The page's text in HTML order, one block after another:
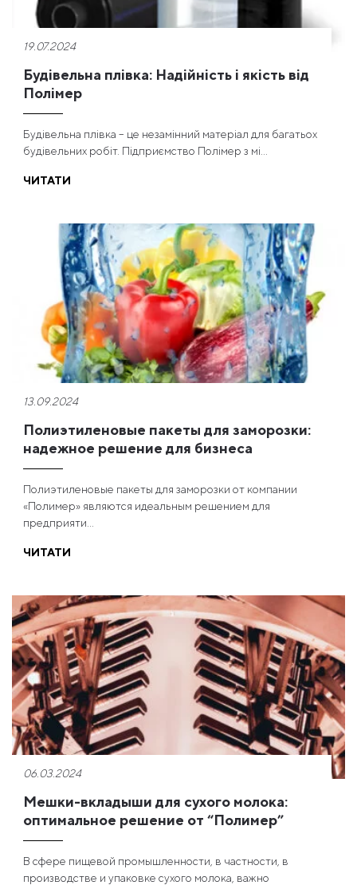
19.07.2024
Будівельна плівка: Надійність і якість від
Полімер
Будівельна плівка – це незамінний матеріал для багатьох
будівельних робіт. Підприємство Полімер з мі...
ЧИТАТИ
13.09.2024
Полиэтиленовые пакеты для заморозки:
надежное решение для бизнеса
Полиэтиленовые пакеты для заморозки от компании
«Полимер» являются идеальным решением для
предприяти...
ЧИТАТИ
06.03.2024
Мешки-вкладыши для сухого молока:
оптимальное решение от “Полимер”
В сфере пищевой промышленности, в частности, в
производстве и упаковке сухого молока, важно